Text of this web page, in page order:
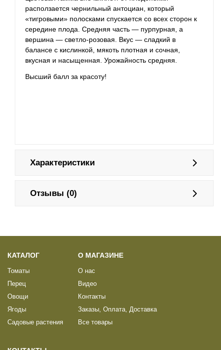
расползается чернильный антоциан, который
«тигровыми» полосками спускается со всех сторон к
середине плода. Средняя часть — пурпурная, а
вершина — светло-розовая. Вкус — сладкий в
балансе с кислинкой, мякоть плотная и сочная,
вкусная и насыщенная. Урожайность средняя.
Высший балл за красоту!
Характеристики
Отзывы (0)
КАТАЛОГ
Томаты
Перец
Овощи
Ягоды
Садовые растения
О МАГАЗИНЕ
О нас
Видео
Контакты
Заказы, Оплата, Доставка
Все товары